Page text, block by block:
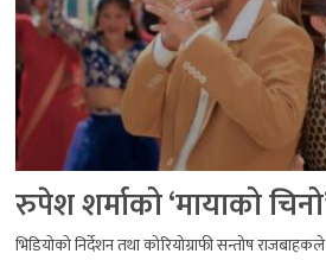
रुपेश शर्माको ‘मायाको
भिडियोको निर्देशन तथा कोरियोग्राफी सन्तोष